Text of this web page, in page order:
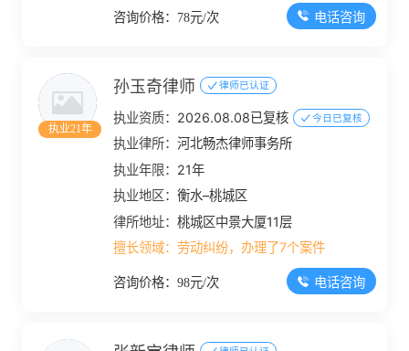
咨询价格：78元/次 电话咨询
执业21年
孙玉奇律师 律师已认证
执业资质： 2026.08.08已复核 今日已复核
执业律所：河北畅杰律师事务所
执业年限： 21年
执业地区：衡水–桃城区
律所地址：桃城区中景大厦11层
擅长领域：劳动纠纷，办理了7个案件
咨询价格：98元/次 电话咨询